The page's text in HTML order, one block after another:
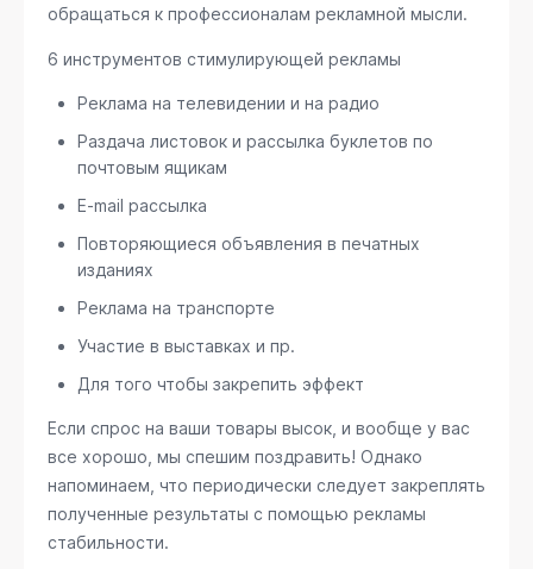
обращаться к профессионалам рекламной мысли.
6 инструментов стимулирующей рекламы
Реклама на телевидении и на радио
Раздача листовок и рассылка буклетов по
почтовым ящикам
E-mail рассылка
Повторяющиеся объявления в печатных
изданиях
Реклама на транспорте
Участие в выставках и пр.
Для того чтобы закрепить эффект
Если спрос на ваши товары высок, и вообще у вас
все хорошо, мы спешим поздравить! Однако
напоминаем, что периодически следует закреплять
полученные результаты с помощью рекламы
стабильности.